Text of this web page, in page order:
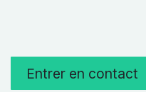
Entrer en contact